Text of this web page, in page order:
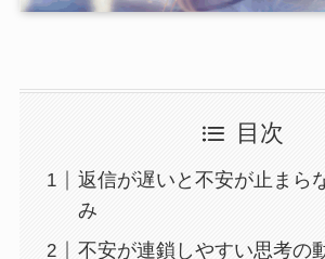
目次
返信が遅いと不安が止まら
み
不安が連鎖しやすい思考の